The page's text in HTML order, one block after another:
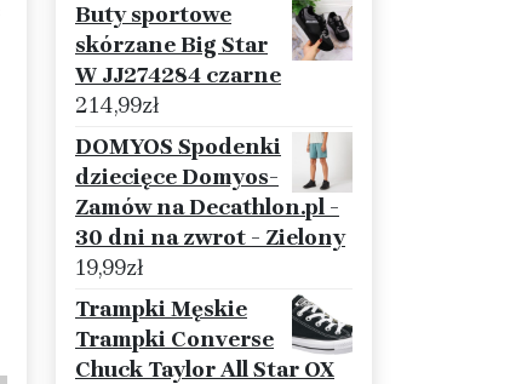
Buty sportowe
skórzane Big Star
W JJ274284 czarne
214,99zł
DOMYOS Spodenki
dziecięce Domyos-
Zamów na Decathlon.pl -
30 dni na zwrot - Zielony
19,99zł
Trampki Męskie
Trampki Converse
Chuck Taylor All Star OX